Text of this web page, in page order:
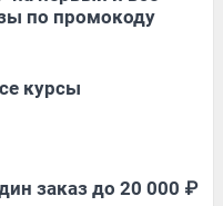
по промокоду
курсы
заказ до 20 000 ₽